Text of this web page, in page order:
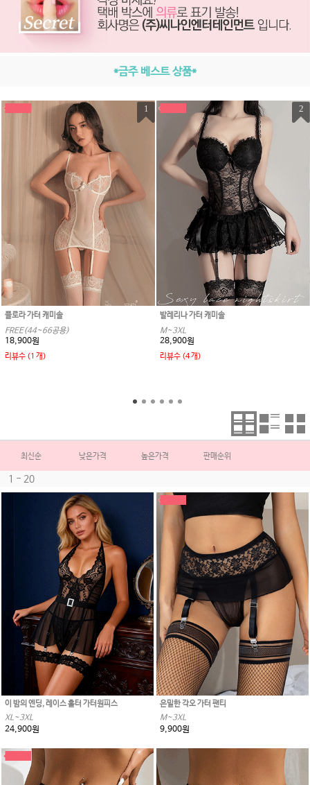
*금주 베스트 상품*
1
플로라 가터 캐미솔
FREE(44~66공용)
18,900원
리뷰수 (1 개)
2
발레리나 가터 캐미솔
M~3XL
28,900원
리뷰수 (4 개)
최신순 낮은가격 높은가격 판매순위
1 - 20
이 밤의 엔딩, 레이스 홀터 가터원피스
XL~3XL
24,900원
은밀한 각오 가터 팬티
M~3XL
9,900원